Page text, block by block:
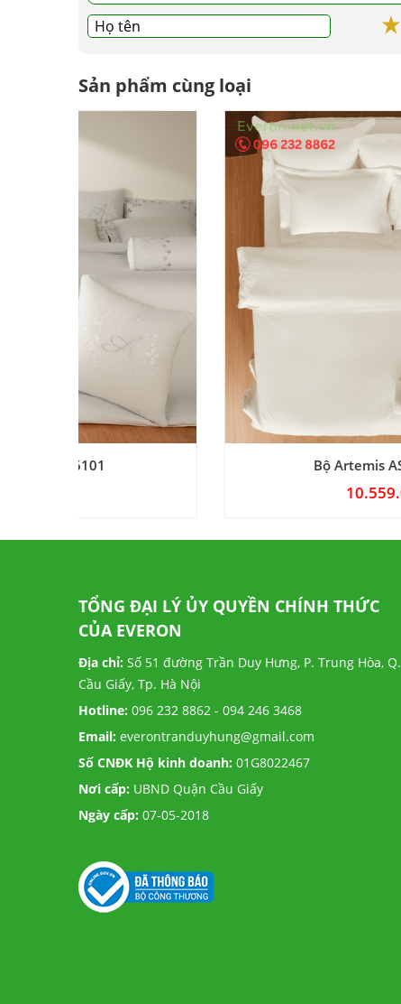
Sản phẩm cùng loại
Bộ Artemis ASCD-26103
TỔNG ĐẠI LÝ ỦY QUYỀN CHÍNH THỨC
CỦA EVERON
Địa chỉ: Số 51 đường Trần Duy Hưng, P. Trung Hòa, Q.
Cầu Giấy, Tp. Hà Nội
Hotline: 096 232 8862 - 094 246 3468
Email: everontranduyhung@gmail.com
Số CNĐK Hộ kinh doanh: 01G8022467
Nơi cấp: UBND Quận Cầu Giấy
Ngày cấp: 07-05-2018